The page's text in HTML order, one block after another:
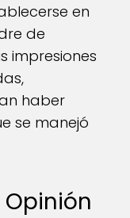
en
de
impresiones
haber
se manejó